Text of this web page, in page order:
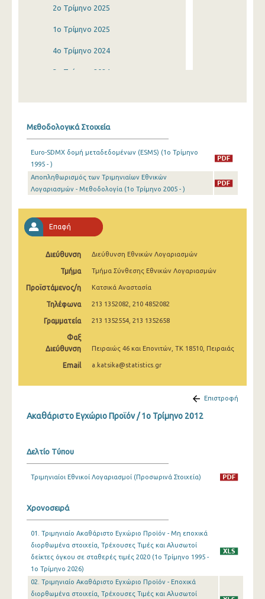
2o Τρίμηνο 2025
1o Τρίμηνο 2025
4o Τρίμηνο 2024
3o Τρίμηνο 2024
3o Τρίμηνο 2023
2o Τρίμηνο 2023
4o Τρίμηνο 2022
1o Τρίμηνο 2022
4o Τρίμηνο 2021
2o Τρίμηνο 2021
1o Τρίμηνο 2021
3o Τρίμηνο 2020
1o Τρίμηνο 2020
4o Τρίμηνο 2019
2o Τρίμηνο 2019
1o Τρίμηνο 2019
4o Τρίμηνο 2018
3o Τρίμηνο 2018
Μεθοδολογικά Στοιχεία
Euro-SDMX δομή μεταδεδομένων (ESMS) (1o Τρίμηνο
1995 - )
Αποπληθωρισμός των Τριμηνιαίων Εθνικών
Λογαριασμών - Μεθοδολογία (1o Τρίμηνο 2005 - )
Επαφή
Διεύθυνση Διεύθυνση Εθνικών Λογαριασμών
Τμήμα Τμήμα Σύνθεσης Εθνικών Λογαριασμών
Προϊστάμενος/η Κατσικά Αναστασία
Τηλέφωνα 213 1352082, 210 4852082
Γραμματεία 213 1352554, 213 1352658
Φαξ
Διεύθυνση
Πειραιώς 46 και Επονιτών, ΤΚ 18510, Πειραιάς
Email a.katsika@statistics.gr
Επιστροφή
Ακαθάριστο Εγχώριο Προϊόν / 1o Τρίμηνο 2012
Δελτίο Τύπου
Τριμηνιαίοι Εθνικοί Λογαριασμοί (Προσωρινά Στοιχεία)
Χρονοσειρά
01. Τριμηνιαίο Ακαθάριστο Εγχώριο Προϊόν - Μη εποχικά
διορθωμένα στοιχεία, Τρέχουσες Τιμές και Αλυσωτοί
δείκτες όγκου σε σταθερές τιμές 2020 (1o Τρίμηνο 1995 -
1o Τρίμηνο 2026)
02. Τριμηνιαίο Ακαθάριστο Εγχώριο Προϊόν - Εποχικά
διορθωμένα στοιχεία, Τρέχουσες Τιμές και Αλυσωτοί